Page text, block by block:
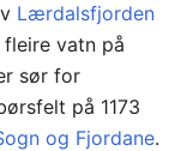
Lærdalsfjorden
vatn på
sør for
på 1173
og Fjordane.